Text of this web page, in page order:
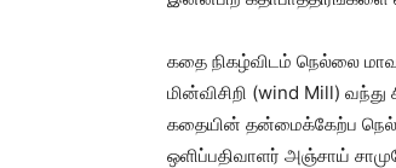
கதை நிகழ்விடம் நெல்லை
மின்விசிறி (wind Mill)
கதையின் தன்மைக்கேற்ப
ஒளிப்பதிவாளர் அஞ்சாய்